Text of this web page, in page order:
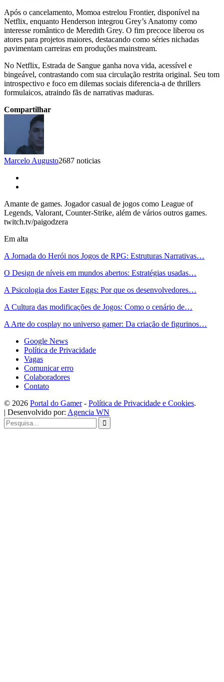
Após o cancelamento, Momoa estrelou Frontier, disponível na
Netflix, enquanto Henderson integrou Grey’s Anatomy como
interesse romântico de Meredith Grey. O fim precoce liberou os
atores para projetos maiores, destacando como séries nichadas
pavimentam carreiras em produções mainstream.​
No Netflix, Estrada de Sangue ganha nova vida, acessível e
bingeável, contrastando com sua circulação restrita original. Seu tom
introspectivo e foco em dilemas sociais diferencia-a de thrillers
formulaicos, atraindo fãs de narrativas maduras.​
Compartilhar
Marcelo Augusto2687 noticias
Amante de games. Jogador casual de jogos como League of
Legends, Valorant, Counter-Strike, além de vários outros games.
twitch.tv/paigodzera
Em alta
A Jornada do Herói nos Jogos de RPG: Estruturas Narrativas…
O Design de níveis em mundos abertos: Estratégias usadas…
A Psicologia dos Easter Eggs: Por que os desenvolvedores…
A Cultura das modificações de Jogos: Como o cenário de…
A Arte do cosplay no universo gamer: Da criação de figurinos…
Google News
Política de Privacidade
Vagas
Comunicar erro
Colaboradores
Contato
©️ 2026 Portal do Gamer- Política de Privacidade e Cookies.
| Desenvolvido por: Agencia WN